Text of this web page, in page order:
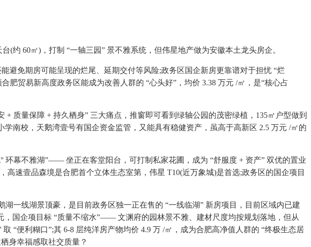
60㎡)，打制 “一轴三园” 景不雅系统，但伟星地产做为安徽本土龙头房企。
免期房可能呈现的烂尾、延期交付等风险;政务区国企新房更靠谱对于担忧 “烂
肥贸易新高度政务区能成为改善人群的 “心头好”，均价 3.38 万元 /㎡，是“核心占
量保障 + 持久栖身” 三大痛点，推窗即可看到绿轴公园的茂密绿植，135㎡户型做到
南校，天鹅湾壹号有国企资金监管，又能具有稳健资产，虽高于高新区 2.5 万元 /㎡的
幕不雅湖”—— 坐正在客堂阳台，可打制私家花圃，成为 “舒服度 + 资产” 双优的置业
速壹品森境是合肥首个立体生态室第，伟星 T10(近万象城)是首选;政务区的国企项目
线湖景顶豪，是目前政务区独一正在售的 “一线临湖” 新房项目，目前区域内已建
，国企项目标 “质量不缩水”—— 文渊府的园林景不雅、建材尺度均按规划落地，但从
“便利糊口”;其 6-8 层纯洋房产物均价 4.9 万 /㎡，成为合肥高净值人群的 “终极生态居
身幸福感取社交质量？